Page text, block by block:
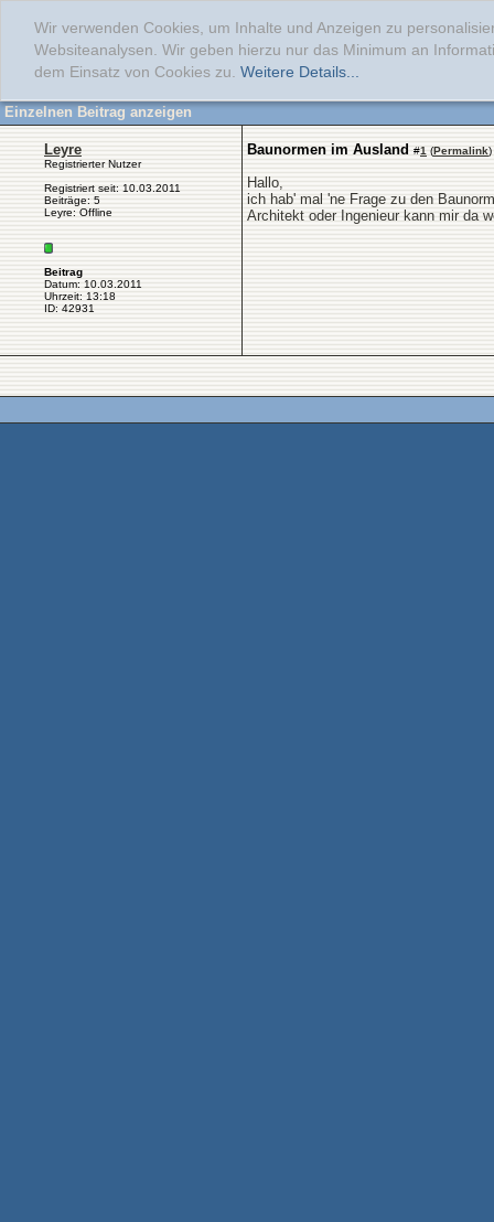
Wir verwenden Cookies, um Inhalte und Anzeigen zu
Websiteanalysen. Wir geben hierzu nur das Minimum an
dem Einsatz von Cookies zu. Weitere Details...
Einzelnen Beitrag anzeigen
Leyre
Registrierter Nutzer
Registriert seit: 10.03.2011
Beiträge: 5
Leyre: Offline
Beitrag
Datum: 10.03.2011
Uhrzeit: 13:18
ID: 42931
Baunormen im Ausland #1 (Permalink)
Hallo,
ich hab' mal 'ne Frage zu den
Architekt oder Ingenieur kann mir da